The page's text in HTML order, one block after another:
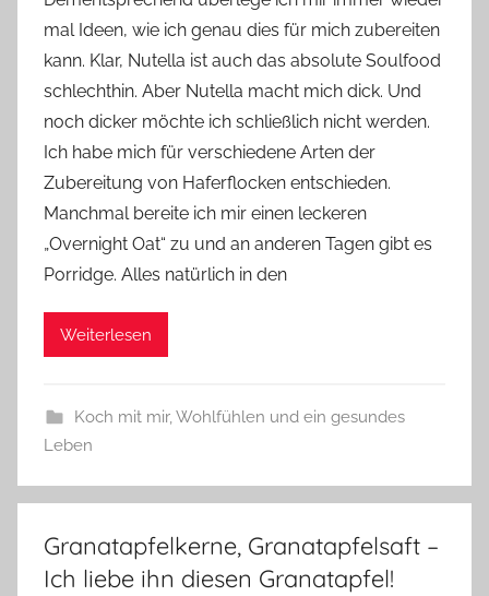
v
o
n
n
e
mal Ideen, wie ich genau dies für mich zubereiten
kann. Klar, Nutella ist auch das absolute Soulfood
schlechthin. Aber Nutella macht mich dick. Und
noch dicker möchte ich schließlich nicht werden.
Ich habe mich für verschiedene Arten der
Zubereitung von Haferflocken entschieden.
Manchmal bereite ich mir einen leckeren
„Overnight Oat“ zu und an anderen Tagen gibt es
Porridge. Alles natürlich in den
Weiterlesen
Koch mit mir,Wohlfühlen und ein gesundes
Leben
Granatapfelkerne, Granatapfelsaft –
Ich liebe ihn diesen Granatapfel!